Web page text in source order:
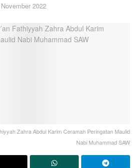
2022
Zahra Abdul Karim Ceramah Peringatan Maulid
Nabi Muhammad SAW